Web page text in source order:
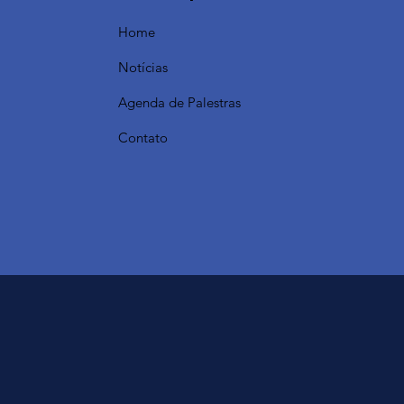
Home
Notícias
Agenda de Palestras
Contato